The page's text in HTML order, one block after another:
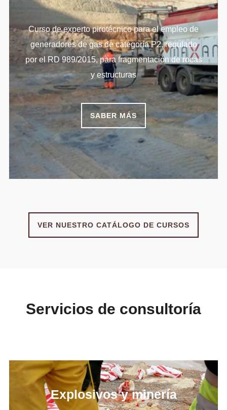
Curso de experto pirotécnico para el empleo de
generadores de gas de categoría P2, regulado
por el RD 989/2015, para fragmentación de rocas
y estructuras
SABER MÁS
VER NUESTRO CATÁLOGO DE CURSOS
Servicios de consultoría
Explosivos y minería